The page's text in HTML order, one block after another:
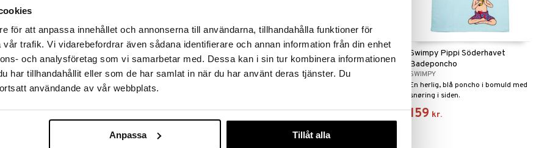
för att anpassa innehållet och annonserna till användarna, tillhandahålla funktioner för
trafik. Vi vidarebefordrar även sådana identifierare och annan information från din enhet
och analysföretag som vi samarbetar med. Dessa kan i sin tur kombinera informationen
har tillhandahållit eller som de har samlat in när du har använt deras tjänster. Du
användande av vår webbplats.
Anpassa Tillåt alla
Findes i flere varianter
Gård Badekåbe Blå
MUMIN
En hyggelig badekåbe med lynlås og
349
Villekulla Badeponcho
PIPPI LÅNGSTRUMP
En herlig badeponcho med hætte
119
Swimpy Bamse Badeponcho Val
SWIMPY
159
Swimpy Pippi Söderhavet
Badeponcho
SWIMPY
En herlig, blå poncho i bomuld med
snøring i siden.
159 kr.